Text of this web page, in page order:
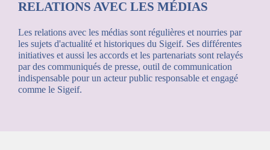
RELATIONS AVEC LES MÉDIAS
Les relations avec les médias sont régulières et nourries par
les sujets d'actualité et historiques du Sigeif. Ses différentes
initiatives et aussi les accords et les partenariats sont relayés
par des communiqués de presse, outil de communication
indispensable pour un acteur public responsable et engagé
comme le Sigeif.